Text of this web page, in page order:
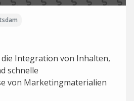
Integration von Inhalten,
schnelle
von Marketingmaterialien